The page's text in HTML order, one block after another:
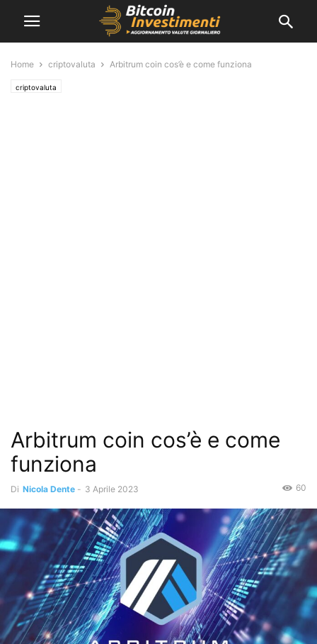
Home criptovaluta Arbitrum coin cos’è e come funziona
criptovaluta
Arbitrum coin cos’è e come
funziona
Di Nicola Dente - 3 Aprile 2023 60